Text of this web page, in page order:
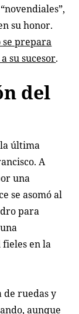
su honor.
se prepara
su sucesor.
del
última
A
una
se asomó al
para
en la
de ruedas y
aunque